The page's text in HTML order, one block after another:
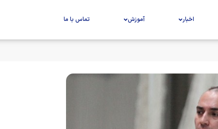
اخبار آموزش تماس با ما